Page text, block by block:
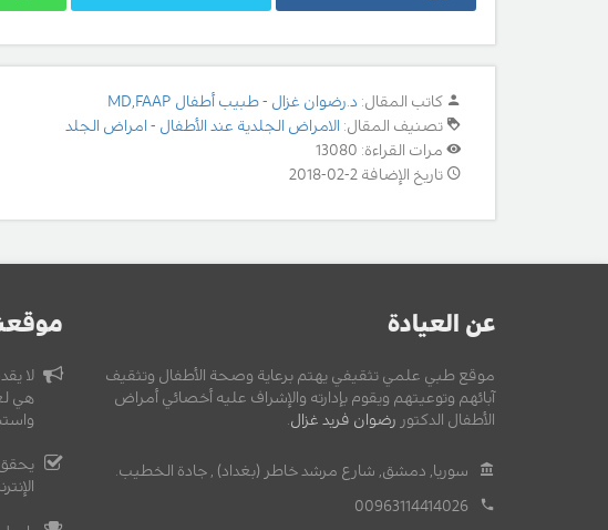
كاتب المقال: د.رضوان غزال - طبيب أطفال MD,FAAP
تصنيف المقال: الامراض الجلدية عند الأطفال - امراض الجلد
مرات القراءة: 13080
تاريخ الإضافة 2-02-2018
عن العيادة
موقع طبي علمي تثقيفي يهتم برعاية وصحة الأطفال وتثقيف
آبائهم وتوعيتهم ويقوم بإدارته والإشراف عليه أخصائي أمراض
الأطفال الدكتور رضوان فريد غزال.
سوريا, دمشق, شارع مرشد خاطر (بغداد) , جادة الخطيب.
00963114414026
لا
هي
يحقق